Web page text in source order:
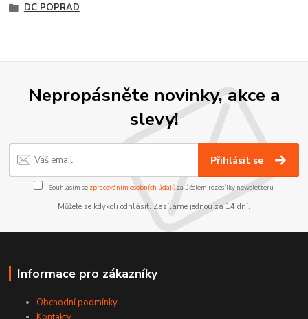
DC POPRAD
Nepropásněte novinky, akce a
slevy!
Přihlásit se
Souhlasím se zpracováním osobních údajůza účelem rozesílky newsletteru.
Můžete se kdykoli odhlásit. Zasíláme jednou za 14 dní.
Informace pro zákazníky
Obchodní podmínky